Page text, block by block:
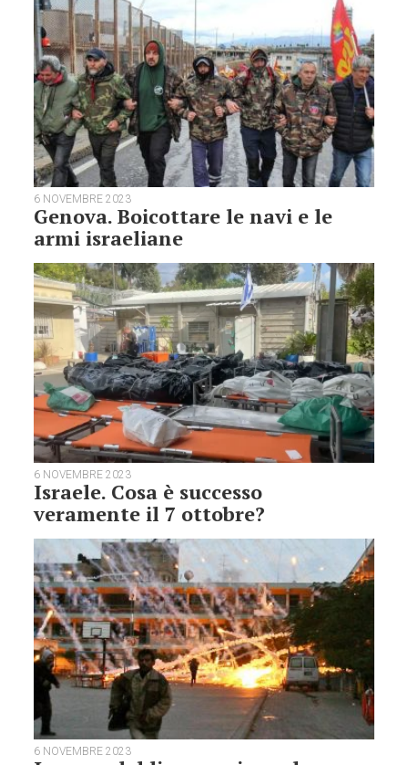
6 NOVEMBRE 2023
Genova. Boicottare le navi e le
armi israeliane
6 NOVEMBRE 2023
Israele. Cosa è successo
veramente il 7 ottobre?
6 NOVEMBRE 2023